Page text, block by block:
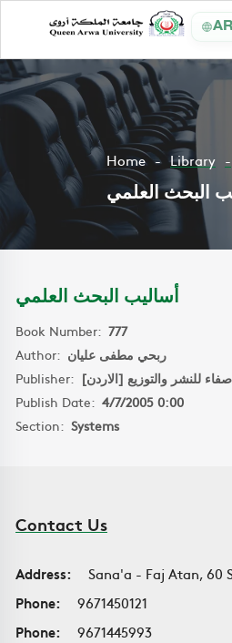
AR
Home Library
البحث العلمي
أساليب البحث العلمي
Book Number: 777
Author: ربحي مطفى عليان
Publisher: للنشر والتوزيع [الاردن]
Publish Date: 4/7/2005 0:00
Section: Systems
Contact Us
Address:
Sana'a - Faj Atan, 60
Phone:
9671450121
Phone:
9671445993